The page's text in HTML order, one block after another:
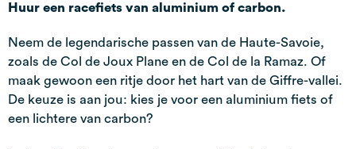
Huur een racefiets van aluminium of carbon.
Neem de legendarische passen van de Haute-Savoie,
zoals de Col de Joux Plane en de Col de la Ramaz. Of
maak gewoon een ritje door het hart van de Giffre-vallei.
De keuze is aan jou: kies je voor een aluminium fiets of
een lichtere van carbon?